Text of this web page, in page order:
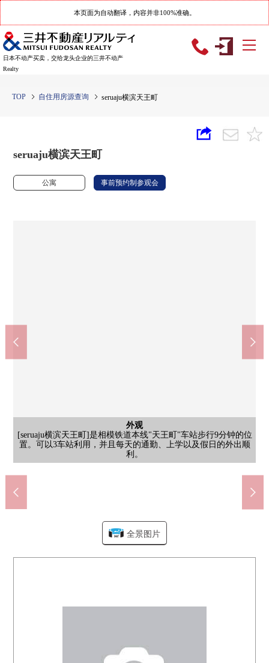
本页面为自动翻译，内容并非100%准确。
日本不动产买卖，交给龙头企业的三井不动产
Realty
TOP 自住用房源查询 seruaju横滨天王町
seruaju横滨天王町
公寓 事前预约制参观会
外观
[seruaju横滨天王町]是相模铁道本线"天王町"车站步行9分钟的位
置。可以3车站利用，并且每天的通勤、上学以及假日的外出顺
利。
客厅
[约11.2张塌塌米LDK/]是能在和重要的宠物一起生活的公寓(有细
则)。※销售价格不包括照片中的家具、家电、供给品。
客厅
[约11.2张塌塌米LDK/]有防盗门系统，TV监视器的内部对讲机被
搭载。是被在安全面考虑的Mansion。※销售价格不包括照片中的
家具、家电、供给品。
客厅
[约11.2张塌塌米LDK/]为面向东面朝向的阳台爽快的朝日是插进去
的住空間。在家族各位，舒适地可以度过。※销售价格不包括照
片中的家具、家电、供给品。
客厅
[约11.2张塌塌米LDK/]两个西式房间同在LDK邻接的房型设计。
不拿许多走廊的空白，居住空白被广泛地确保。※销售价格不包
括照片中的家具、家电、供给品。
客厅
[约11.2张塌塌米LDK/]空气不被污染，从脚下慢慢地热的地板暖气
被客厅·餐厅搭载。※销售价格不包括照片中的家具、家电、供给
品。
厨房
[厨房]一边感到家族的样子，一边可以家务的会见型厨房。存储空
间也被充分设立。※销售价格不包括照片中的家具、家电、供给
品。
厨房
[厨房]具有有烤炉的3份炉子，在复数同时可以菜。※销售价格不
包括照片中的家具、家电、供给品。
厨房
[厨房]用餐具类有感觉清醒和能收藏的碗橱。作为烹调家电堆放
处，也可以灵活使用。※销售价格不包括照片中的家具、家电、
供给品。
公共汽车
[浴室]是治疗1日的疲劳的宽松的浴室。浴室内或者洗的衣物的干
燥等的舒适地可以使用的浴室烘干机被搭载。※销售价格不包括
照片中的家具、家电、供给品。
洗脸
[洗脸室]把在打扮的情况下视为好东西的三面镜型的盥洗台。三面
镜背后、盘子下面有存储空间，便于储藏洗脸用具以及日用品的
保管。※销售价格不包括照片中的家具、家电、供给品。
西式房间
[约6张塌塌米西式房间/]2个地方壁橱被设立的西式房间。到底开
放门，和客厅利用的话在约17.2张塌塌米宽敞的空间。※销售价格
不包括照片中的家具、家电、供给品。
西式房间
[约6张塌塌米西式房间/]有与生活方式的变化对应的WIC的西式房
间。※销售价格不包括照片中的家具、家电、供给品。
西式房间
[约5张塌塌米西式房间/]面向东面朝向的阳台的西式房间。用同各
种各样的室内装饰性格相合的简单的装修，好像能享受房间的建
设。※销售价格不包括照片中的家具、家电、供给品。
厕所
[厕所]有温水冲洗马桶座的厕所。通过年，能舒适地使用。因为有
收纳搁板所以能整顿卫生纸或者打扫用品。※销售价格不包括照
片中的家具、家电、供给品。
室内
[门口]因为在门口有，洗脸室被在右边设置不把外出时的污垢在
LDK带进去所以，卫生。
门口
[门口]鞋柜被在门口设置。可以创造一个干净的空间。
阳台
[阳台]有晒衣架五金的阳台。因为面向客厅的部分是窗玻璃一边确
认在客厅的小的孩子的样子所以，一边能晒洗的衣物。
阳台
[阳台]因为上部有屋顶所以洗的衣物难以由于多多少少的雨湿掉。
因为面积有能力承担所以能一次晒家族的洗的衣物。
入口
[入口]是Mansion的入口部分。共用部被漂亮地保持，把居民心情
舒畅地接来。
入口
入口
共有部分
入口
入口
入口
共有部分
[其他共用部]智能快递柜被共用部设定。不关系到在家、不在，可
以行李的领取。
共有部分
有监视器的可以电梯里面的确认
停车场
停车场
停车场
停车场出入口
共有部分
自行车停放处
共有部分
hoteraiku的东西里面的走廊
AEON STYLE天王町(约150m)
步行2分钟。营业时间是从9:00到22:00。营业时间避免长时间拥挤
的时间段，能买东西。
Mybasket洪幸运寺前店(约270m)
横浜市立峯小学校(约450m)
横滨市立宫田中学(约650m)
天王北公园(约150m)
全景图片